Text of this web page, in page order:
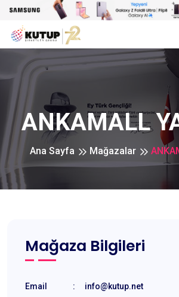
ANKAMALL
Ana Sayfa Mağazalar
Mağaza Bilgileri
Email : info@kutup.net